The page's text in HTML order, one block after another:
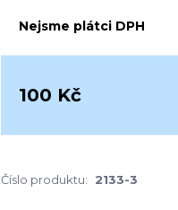
Nejsme plátci DPH
100 Kč
Číslo produktu: 2133-3